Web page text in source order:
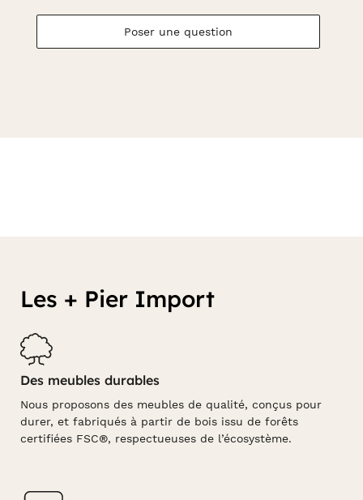
Poser une question
Les + Pier Import
Des meubles durables
Nous proposons des meubles de qualité, conçus pour
durer, et fabriqués à partir de bois issu de forêts
certifiées FSC®, respectueuses de l’écosystème.